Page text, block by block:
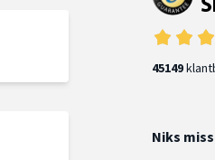
45149
Niks